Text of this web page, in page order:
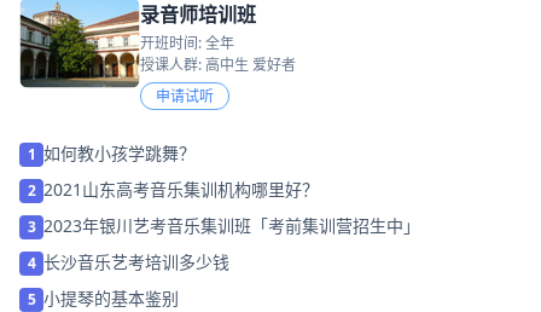
录音师培训班
开班时间: 全年
授课人群: 高中生 爱好者
申请试听
1 如何教小孩学跳舞？
2 2021山东高考音乐集训机构哪里好？
3 2023年银川艺考音乐集训班「考前集训营招生中」
4 长沙音乐艺考培训多少钱
5 小提琴的基本鉴别